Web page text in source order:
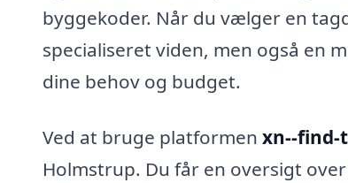
byggekoder. Når du vælger en
specialiseret viden, men også en
dine behov og budget.
Ved at bruge platformen xn--find-
Holmstrup. Du får en oversigt